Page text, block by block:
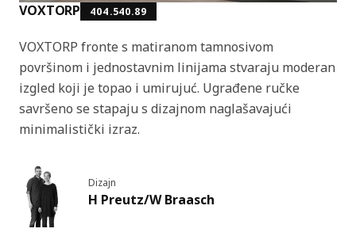
VOXTORP 404.540.89
VOXTORP fronte s matiranom tamnosivom
površinom i jednostavnim linijama stvaraju moderan
izgled koji je topao i umirujuć. Ugrađene ručke
savršeno se stapaju s dizajnom naglašavajući
minimalistički izraz.
Dizajn
H Preutz/W Braasch